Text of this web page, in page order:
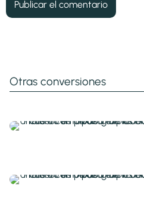
Otras conversiones